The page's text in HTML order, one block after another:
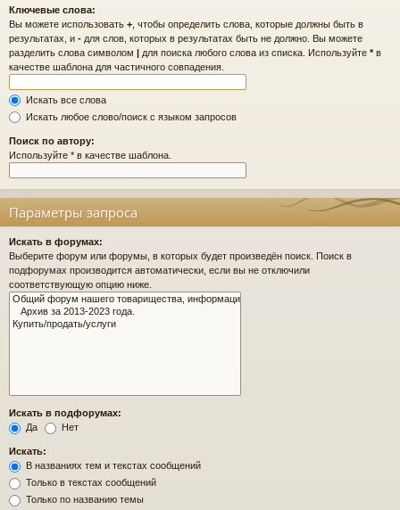
Ключевые слова:
Вы можете использовать + , чтобы определить слова, которые должны быть в
результатах, и - для слов, которых в результатах быть не должно. Вы можете
разделить слова символом | для поиска любого слова из списка. Используйте *в
качестве шаблона для частичного совпадения.
Искать все слова
Искать любое слово/поиск с языком запросов
Поиск по автору:
Используйте * в качестве шаблона.
Параметры запроса
Искать в форумах:
Выберите форум или форумы, в которых будет произведён поиск. Поиск в
подфорумах производится автоматически, если вы не отключили
соответствующую опцию ниже.
Искать в подфорумах:
Да
Нет
Искать:
В названиях тем и текстах сообщений
Только в текстах сообщений
Только по названию темы